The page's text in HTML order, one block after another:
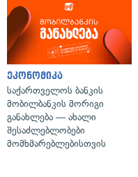
ეკონომიკა
საქართველოს ბანკის
მობილბანკის მორიგი
განახლება — ახალი
შესაძლებლობები
მომხმარებლებისთვის